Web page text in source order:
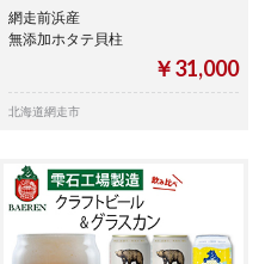
網走前浜産
無添加ホタテ貝柱
￥31,000
北海道網走市